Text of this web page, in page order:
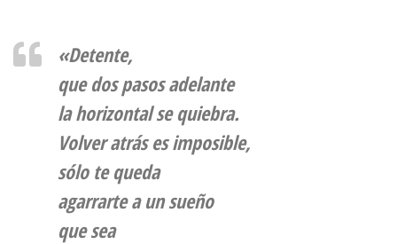
«Detente,
que dos pasos adelante
la horizontal se quiebra.
Volver atrás es imposible,
sólo te queda
agarrarte a un sueño
que sea